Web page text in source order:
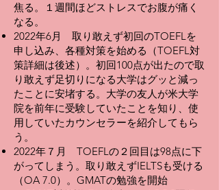
焦る。１週間ほどストレスでお腹が痛く
なる。
2022年6月 取り敢えず初回のTOEFLを
申し込み、各種対策を始める（TOEFL対
策詳細は後述）。初回100点が出たので取
り敢えず足切りになる大学はグッと減っ
たことに安堵する。大学の友人が米大学
院を前年に受験していたことを知り、使
用していたカウンセラーを紹介してもら
う。
2022年７月 TOEFLの２回目は98点に下
がってしまう。取り敢えずIELTSも受ける
（OA 7.0）。GMATの勉強を開始